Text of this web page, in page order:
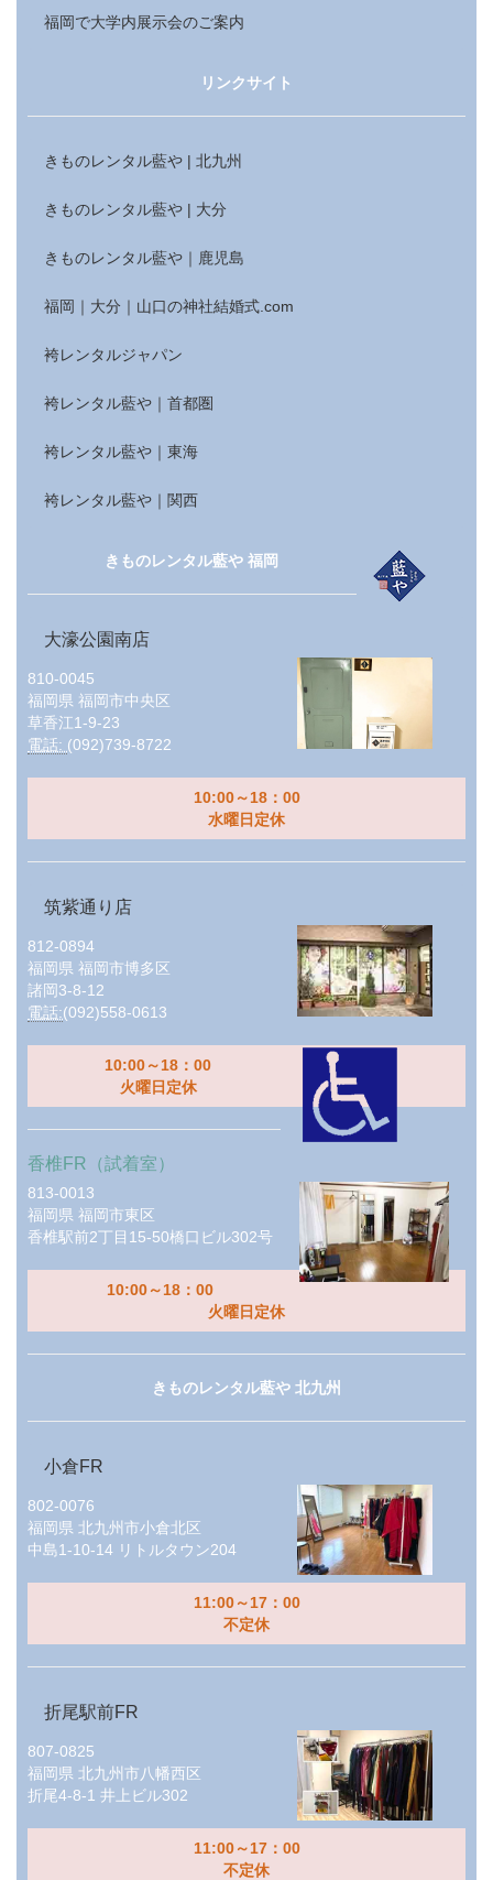
福岡で大学内展示会のご案内
リンクサイト
きものレンタル藍や | 北九州
きものレンタル藍や | 大分
きものレンタル藍や｜鹿児島
福岡｜大分｜山口の神社結婚式.com
袴レンタルジャパン
袴レンタル藍や｜首都圏
袴レンタル藍や｜東海
袴レンタル藍や｜関西
きものレンタル藍や 福岡
大濠公園南店
810-0045
福岡県 福岡市中央区
草香江1-9-23
電話: (092)739-8722
10:00～18：00
水曜日定休
筑紫通り店
812-0894
福岡県 福岡市博多区
諸岡3-8-12
電話:(092)558-0613
10:00～18：00
火曜日定休
香椎FR（試着室）
813-0013
福岡県 福岡市東区
香椎駅前2丁目15-50橋口ビル302号
10:00～18：00
火曜日定休
きものレンタル藍や 北九州
小倉FR
802-0076
福岡県 北九州市小倉北区
中島1-10-14 リトルタウン204
11:00～17：00
不定休
折尾駅前FR
807-0825
福岡県 北九州市八幡西区
折尾4-8-1 井上ビル302
11:00～17：00
不定休